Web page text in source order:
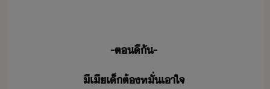
-​ต​ีั​-
ี​เี​เ็​ต้​หั่​เาใจ